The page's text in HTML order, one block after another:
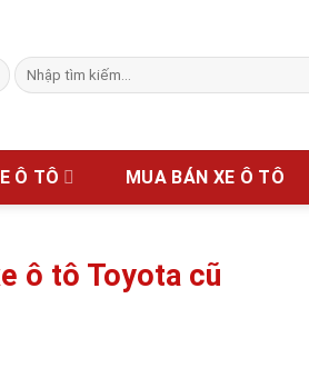
Tìm
kiếm:
Ô TÔ MUA BÁN XE Ô TÔ
ô tô Toyota cũ